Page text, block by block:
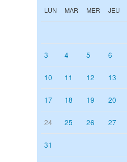
LUN MAR MER JEU
3 4 5 6
10 11 12 13
17 18 19 20
24 25 26 27
31